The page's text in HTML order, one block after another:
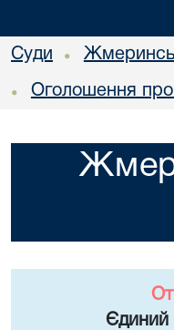
Суди •
• Оголошення
Єдиний